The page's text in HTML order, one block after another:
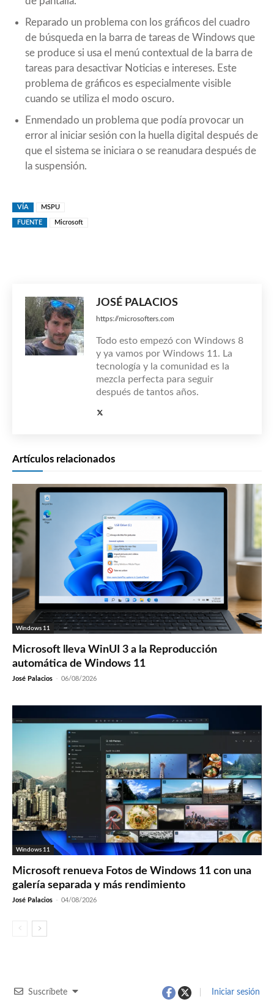
Reparado un problema con los gráficos del cuadro
de búsqueda en la barra de tareas de Windows que
se produce si usa el menú contextual de la barra de
tareas para desactivar Noticias e intereses. Este
problema de gráficos es especialmente visible
cuando se utiliza el modo oscuro.
Enmendado un problema que podía provocar un
error al iniciar sesión con la huella digital después de
que el sistema se iniciara o se reanudara después de
la suspensión.
VÍA MSPU
FUENTE Microsoft
JOSÉ PALACIOS
https://microsofters.com
Todo esto empezó con Windows 8
y ya vamos por Windows 11. La
tecnología y la comunidad es la
mezcla perfecta para seguir
después de tantos años.
Artículos relacionados
Windows 11
Microsoft lleva WinUI 3 a la Reproducción
automática de Windows 11
José Palacios - 06/08/2026
Windows 11
Microsoft renueva Fotos de Windows 11 con una
galería separada y más rendimiento
José Palacios - 04/08/2026
Suscríbete Iniciar sesión